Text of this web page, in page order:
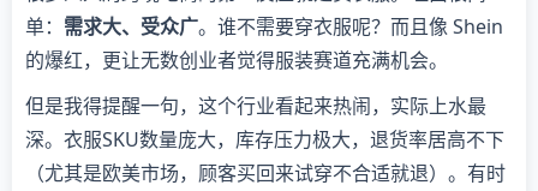
单： 需求大、受众广。谁不需要穿衣服呢？而且像 Shein
的爆红，更让无数创业者觉得服装赛道充满机会。
但是我得提醒一句，这个行业看起来热闹，实际上水最
深。衣服SKU数量庞大，库存压力极大，退货率居高不下
（尤其是欧美市场，顾客买回来试穿不合适就退）。有时